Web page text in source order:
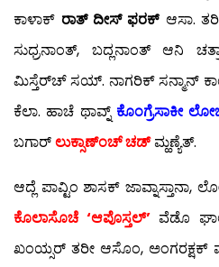
ಕಾಳಾಕ್ ರಾತ್ ದೀಸ್ ಫರಕ್ಆಸಾ.
ಸುಧ್ರನಾಂತ್, ಬದ್ಲನಾಂತ್ ಆನಿ
ಮಿಸ್ತೆರ್‌ಚ್ ಸಯ್. ನಾಗರಿಕ್ ಸನ್ಮಾನ್
ಕೆಲಾ. ಹಾಚೆ ಥಾವ್ನ್ ಕೊಂಗ್ರೆಸಾಕೀ
ಬಗಾರ್ಲುಕ್ಸಾಣ್‍ಂಚ್ ಚಡ್ಮ್ಹಣ್ಯೆತ್.
ಆದ್ಲೆ ಪಾವ್ಟಿಂ ಶಾಸಕ್ ಜಾವ್ನಾಸ್ತಾನಾ,
ಕೊಲಾಸೊಚೆ ‘ಆಪೊಸ್ತಲ್’ ವೆಡೊ
ಖಂಯ್ಸರ್ ತರೀ ಆಸೊಂ, ಅಂಗರಕ್ಷಕ್